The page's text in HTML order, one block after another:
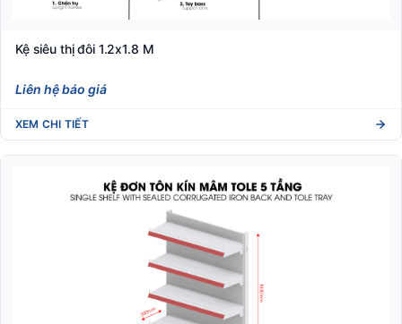
Kệ siêu thị đôi 1.2x1.8 M
Liên hệ báo giá
XEM CHI TIẾT